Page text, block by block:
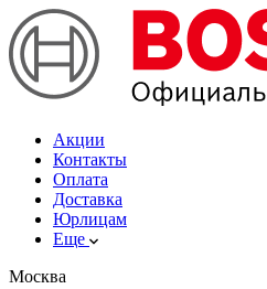
Акции
Контакты
Оплата
Доставка
Юрлицам
Еще
Москва